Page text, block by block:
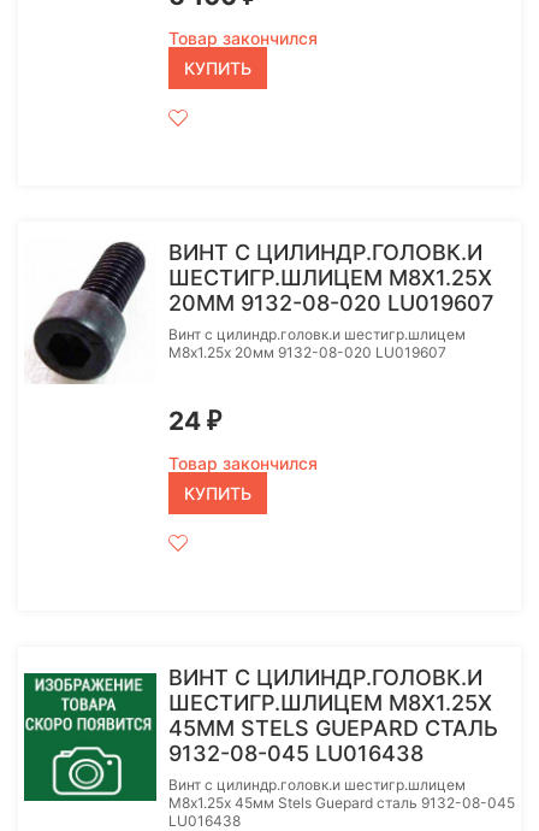
Товар закончился
КУПИТЬ
ВИНТ С ЦИЛИНДР.ГОЛОВК.И
ШЕСТИГР.ШЛИЦЕМ M8Х1.25Х
20ММ 9132-08-020 LU019607
Винт с цилиндр.головк.и шестигр.шлицем
M8х1.25х 20мм 9132-08-020 LU019607
24 ₽
Товар закончился
КУПИТЬ
ВИНТ С ЦИЛИНДР.ГОЛОВК.И
ШЕСТИГР.ШЛИЦЕМ M8Х1.25Х
45ММ STELS GUEPARD СТАЛЬ
9132-08-045 LU016438
Винт с цилиндр.головк.и шестигр.шлицем
M8х1.25х 45мм Stels Guepard сталь 9132-08-045
LU016438